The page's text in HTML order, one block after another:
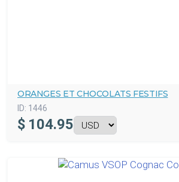
ORANGES ET CHOCOLATS FESTIFS
ID: 1446
$ 104.95